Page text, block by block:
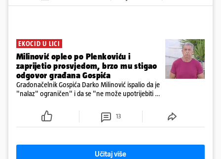
EKOCID U LICI
Milinović opleo po Plenkoviću i
zaprijetio prosvjedom, brzo mu stigao
odgovor građana Gospića
Gradonačelnik Gospića Darko Milinović ispalio da je
"nalaz" ograničen" i da se "ne može upotrijebiti za
ga je naručio Uskok i da je dio spisa
13
Učitaj više